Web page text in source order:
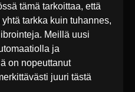
tämä tarkoittaa, että
tarkka kuin tuhannes,
Meillä uusi
ja
on nopeuttanut
juuri tästä